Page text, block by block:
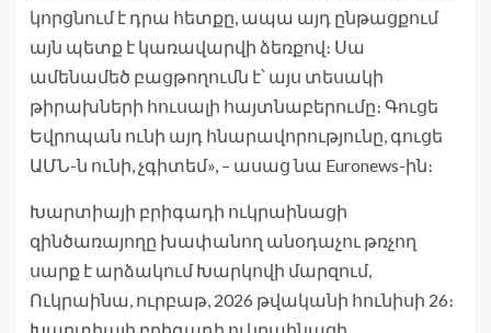
կորցնում է դրա հետքը, ապա այդ ընթացքում
այն ​​պետք է կառավարվի ձեռքով։ Սա
ամենամեծ բացթողումն է՝ այս տեսակի
թիրախների հուսալի հայտնաբերումը։ Գուցե
Եվրոպան ունի այդ հնարավորությունը, գուցե
ԱՄՆ-ն ունի, չգիտեմ», – ասաց նա Euronews-ին։
Խարտիայի բրիգադի ուկրաինացի
զինծառայողը խափանող անօդաչու թռչող
սարք է արձակում Խարկովի մարզում,
Ուկրաինա, ուրբաթ, 2026 թվականի հունիսի 26։